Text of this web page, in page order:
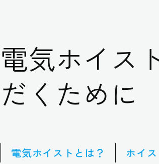
電気ホイス
だくために
電気ホイストとは？
ホイ